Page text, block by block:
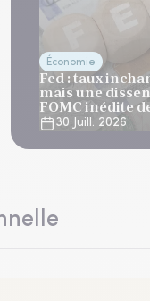
Économie
Fed : taux
mais une
FOMC inédite
ans30 Juill. 2026